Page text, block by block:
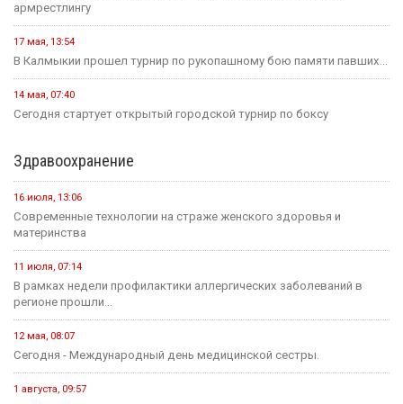
армрестлингу
17 мая, 13:54
В Калмыкии прошел турнир по рукопашному бою памяти павших...
14 мая, 07:40
Сегодня стартует открытый городской турнир по боксу
Здравоохранение
16 июля, 13:06
Современные технологии на страже женского здоровья и
материнства
11 июля, 07:14
В рамках недели профилактики аллергических заболеваний в
регионе прошли...
12 мая, 08:07
Сегодня - Международный день медицинской сестры.
1 августа, 09:57